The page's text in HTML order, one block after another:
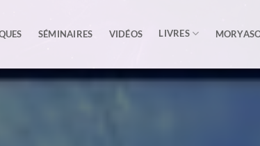
SÉMINAIRES VIDÉOS LIVRES